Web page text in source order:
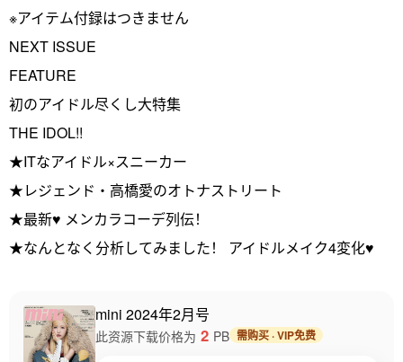
※アイテム付録はつきません
NEXT ISSUE
FEATURE
初のアイドル尽くし大特集
THE IDOL!!
★ITなアイドル×スニーカー
★レジェンド・高橋愛のオトナストリート
★最新♥ メンカラコーデ列伝！
★なんとなく分析してみました！ アイドルメイク4変化♥
mini 2024年2月号
此资源下载价格为 2 PB 需购买 · VIP免费